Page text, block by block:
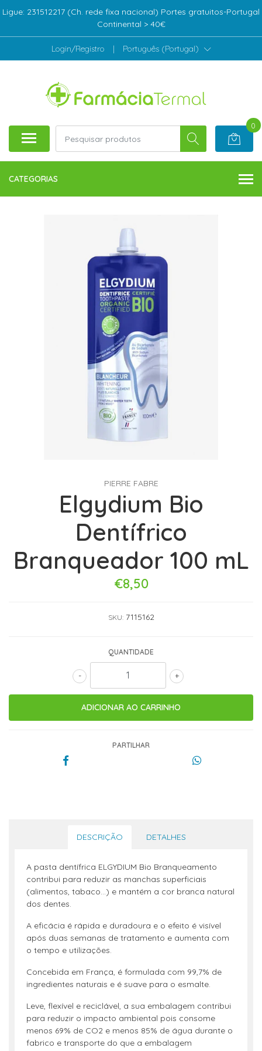
Ligue: 231512217 (Ch. rede fixa nacional) Portes gratuitos-Portugal
Continental > 40€
Login/Registro | Português (Portugal)
0
CATEGORIAS
PIERRE FABRE
Elgydium Bio
Dentífrico
Branqueador 100 mL
€8,50
SKU: 7115162
QUANTIDADE
+
-
PARTILHAR
DESCRIÇÃO DETALHES
A pasta dentífrica ELGYDIUM Bio Branqueamento
contribui para reduzir as manchas superficiais
(alimentos, tabaco...) e mantém a cor branca natural
dos dentes.
A eficácia é rápida e duradoura e o efeito é visível
após duas semanas de tratamento e aumenta com
o tempo e utilizações.
Concebida em França, é formulada com 99,7% de
ingredientes naturais e é suave para o esmalte.
Leve, flexível e reciclável, a sua embalagem contribui
para reduzir o impacto ambiental pois consome
menos 69% de CO2 e menos 85% de água durante o
fabrico e transporte do que a embalagem